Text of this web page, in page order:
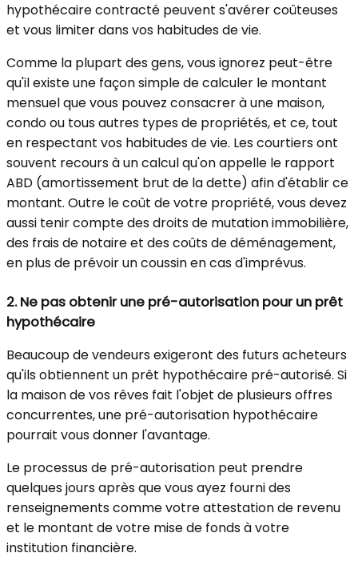
hypothécaire contracté peuvent s'avérer coûteuses
et vous limiter dans vos habitudes de vie.
Comme la plupart des gens, vous ignorez peut-être
qu'il existe une façon simple de calculer le montant
mensuel que vous pouvez consacrer à une maison,
condo ou tous autres types de propriétés, et ce, tout
en respectant vos habitudes de vie. Les courtiers ont
souvent recours à un calcul qu'on appelle le rapport
ABD (amortissement brut de la dette) afin d'établir ce
montant. Outre le coût de votre propriété, vous devez
aussi tenir compte des droits de mutation immobilière,
des frais de notaire et des coûts de déménagement,
en plus de prévoir un coussin en cas d'imprévus.
2.Ne pas obtenir une pré-autorisation pour un prêt
hypothécaire
Beaucoup de vendeurs exigeront des futurs acheteurs
qu'ils obtiennent un prêt hypothécaire pré-autorisé. Si
la maison de vos rêves fait l'objet de plusieurs offres
concurrentes, une pré-autorisation hypothécaire
pourrait vous donner l'avantage.
Le processus de pré-autorisation peut prendre
quelques jours après que vous ayez fourni des
renseignements comme votre attestation de revenu
et le montant de votre mise de fonds à votre
institution financière.